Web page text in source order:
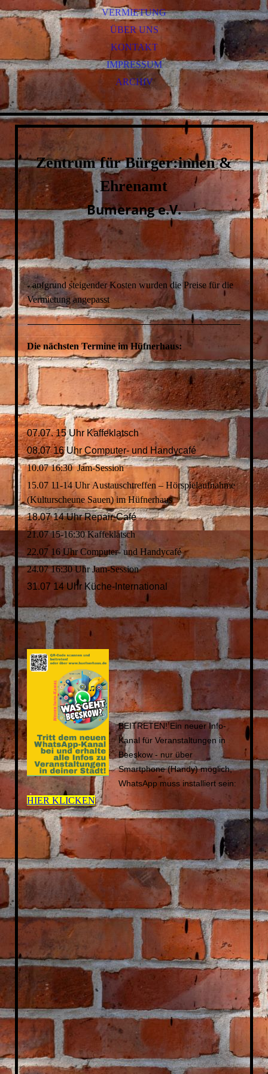
VERMIETUNG
ÜBER UNS
KONTAKT
IMPRESSUM
ARCHIV
Zentrum für Bürger:innen &
Ehrenamt
Bumerang e.V.
- aufgrund steigender Kosten wurden die Preise für die
Vermietung angepasst
Die nächsten Termine im Hüfnerhaus:
07.07. 15 Uhr Kaffeklatsch
08.07 16 Uhr Computer- und Handycafé
10.07 16:30 Jam-Session
15.07 11-14 Uhr Austauschtreffen – Hörspielaufnahme
(Kulturscheune Sauen) im Hüfnerhaus
18.07 14 Uhr Repair-Café
21.07 15-16:30 Kaffeklatsch
22.07 16 Uhr Computer- und Handycafé
24.07 16:30 Uhr Jam-Session
31.07 14 Uhr Küche-International
BEITRETEN! Ein neuer Info-
Kanal für Veranstaltungen in
Beeskow - nur über
Smartphone (Handy) möglich,
WhatsApp muss installiert sein:
HIER KLICKEN